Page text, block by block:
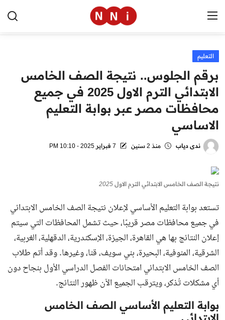
الرئيسية
اخبار مصر
العالم
الرياضة
مال وأعمال
تقنية
منوعات
التعليم
برقم الجلوس.. نتيجة الصف الخامس
الابتدائي الترم الاول 2025 في جميع
محافظات مصر عبر بوابة التعليم
الاساسي
ندى دياب منذ 2 سنين 7 فبراير 2025 - 10:10 PM
نتيجة الصف الخامس الابتدائي الترم الاول 2025
تستعد بوابة التعليم الأساسي لإعلان نتيجة الصف الخامس الابتدائي
في جميع محافظات مصر قريبًا، حيث تشمل المحافظات التي سيتم
إعلان النتائج بها هي القاهرة، الجيزة، الإسكندرية، الدقهلية، الغربية،
الشرقية، المنوفية، البحيرة، بني سويف، قنا، وغيرها. وقد أتم طلاب
الصف الخامس الابتدائي امتحانات الفصل الدراسي الأول بنجاح دون
أي مشكلات تُذكر، ويترقب الجميع الآن ظهور النتائج.
بوابة التعليم الأساسي الصف الخامس